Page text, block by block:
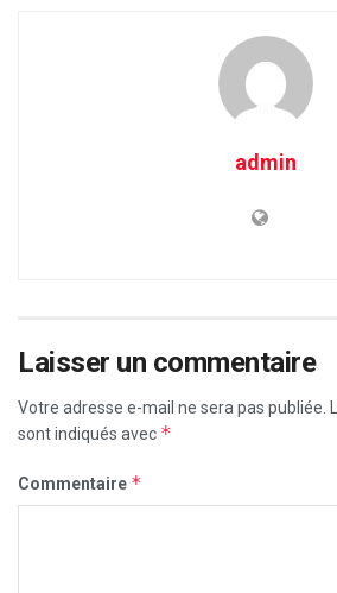
admin
Laisser un commentaire
Votre adresse e-mail ne sera pas publiée.
sont indiqués avec *
Commentaire *